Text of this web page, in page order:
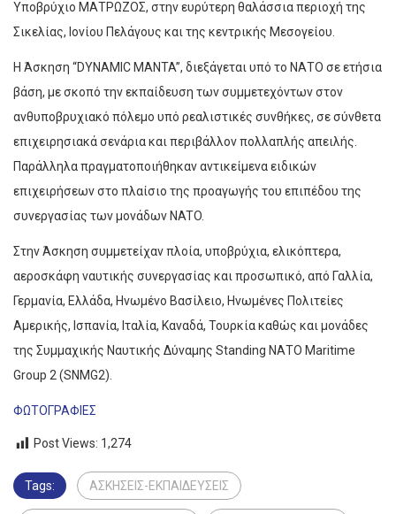
Υποβρύχιο ΜΑΤΡΩΖΟΣ, στην ευρύτερη θαλάσσια περιοχή της
Σικελίας, Ιονίου Πελάγους και της κεντρικής Μεσογείου.
Η Άσκηση “DYNAMIC MANTA”, διεξάγεται υπό το ΝΑΤΟ σε ετήσια
βάση, με σκοπό την εκπαίδευση των συμμετεχόντων στον
ανθυποβρυχιακό πόλεμο υπό ρεαλιστικές συνθήκες, σε σύνθετα
επιχειρησιακά σενάρια και περιβάλλον πολλαπλής απειλής.
Παράλληλα πραγματοποιήθηκαν αντικείμενα ειδικών
επιχειρήσεων στο πλαίσιο της προαγωγής του επιπέδου της
συνεργασίας των μονάδων NATO.
Στην Άσκηση συμμετείχαν πλοία, υποβρύχια, ελικόπτερα,
αεροσκάφη ναυτικής συνεργασίας και προσωπικό, από Γαλλία,
Γερμανία, Ελλάδα, Ηνωμένο Βασίλειο, Ηνωμένες Πολιτείες
Αμερικής, Ισπανία, Ιταλία, Καναδά, Τουρκία καθώς και μονάδες
της Συμμαχικής Ναυτικής Δύναμης Standing NΑΤΟ Maritime
Group 2 (SNMG2).
ΦΩΤΟΓΡΑΦΙΕΣ
Post Views: 1,274
Tags: ΑΣΚΗΣΕΙΣ-ΕΚΠΑΙΔΕΥΣΕΙΣ